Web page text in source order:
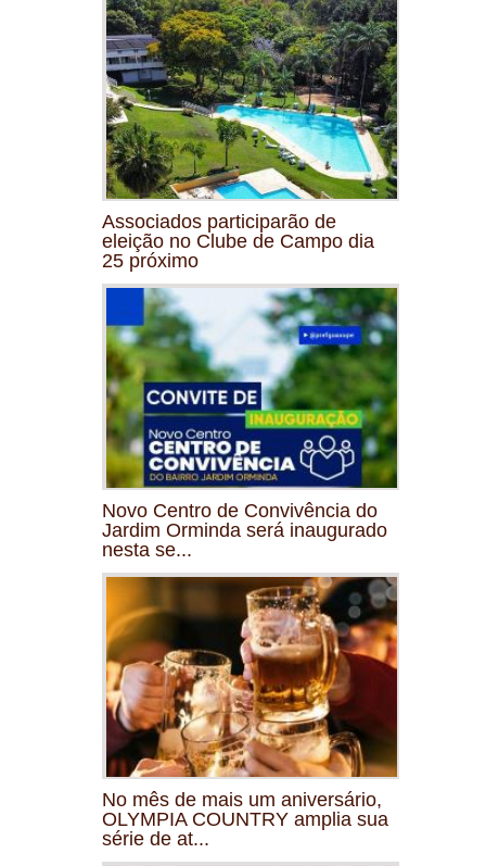
Associados participarão de
eleição no Clube de Campo dia
25 próximo
Novo Centro de Convivência do
Jardim Orminda será inaugurado
nesta se...
No mês de mais um aniversário,
OLYMPIA COUNTRY amplia sua
série de at...